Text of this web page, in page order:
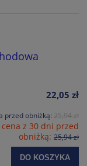
22,05 zł
przed obniżką: 25,94 zł
z 30 dni przed
obniżką: 25,94 zł
DO KOSZYKA